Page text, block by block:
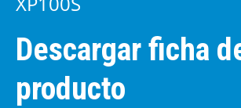
Descargar ficha
producto